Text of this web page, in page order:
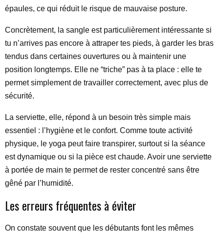
épaules, ce qui réduit le risque de mauvaise posture.
Concrètement, la sangle est particulièrement intéressante si
tu n’arrives pas encore à attraper tes pieds, à garder les bras
tendus dans certaines ouvertures ou à maintenir une
position longtemps. Elle ne “triche” pas à ta place : elle te
permet simplement de travailler correctement, avec plus de
sécurité.
La serviette, elle, répond à un besoin très simple mais
essentiel : l’hygiène et le confort. Comme toute activité
physique, le yoga peut faire transpirer, surtout si la séance
est dynamique ou si la pièce est chaude. Avoir une serviette
à portée de main te permet de rester concentré sans être
gêné par l’humidité.
Les erreurs fréquentes à éviter
On constate souvent que les débutants font les mêmes